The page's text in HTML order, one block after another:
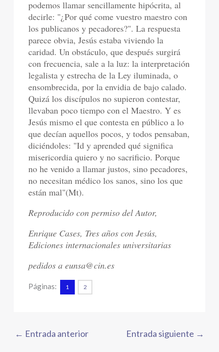
podemos llamar sencillamente hipócrita, al
decirle: "¿Por qué come vuestro maestro con
los publicanos y pecadores?". La respuesta
parece obvia, Jesús estaba viviendo la
caridad. Un obstáculo, que después surgirá
con frecuencia, sale a la luz: la interpretación
legalista y estrecha de la Ley iluminada, o
ensombrecida, por la envidia de bajo calado.
Quizá los discípulos no supieron contestar,
llevaban poco tiempo con el Maestro. Y es
Jesús mismo el que contesta en público a lo
que decían aquellos pocos, y todos pensaban,
diciéndoles: "Id y aprended qué significa
misericordia quiero y no sacrificio. Porque
no he venido a llamar justos, sino pecadores,
no necesitan médico los sanos, sino los que
están mal"(Mt).
Reproducido con permiso del Autor,
Enrique Cases, Tres años con Jesús,
Ediciones internacionales universitarias
pedidos a eunsa@cin.es
Páginas: 1 2
← Entrada anterior Entrada siguiente →